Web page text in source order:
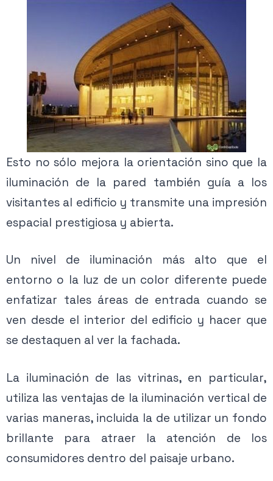
Esto no sólo mejora la orientación sino que la
iluminación de la pared también guía a los
visitantes al edificio y transmite una impresión
espacial prestigiosa y abierta.
Un nivel de iluminación más alto que el
entorno o la luz de un color diferente puede
enfatizar tales áreas de entrada cuando se
ven desde el interior del edificio y hacer que
se destaquen al ver la fachada.
La iluminación de las vitrinas, en particular,
utiliza las ventajas de la iluminación vertical de
varias maneras, incluida la de utilizar un fondo
brillante para atraer la atención de los
consumidores dentro del paisaje urbano.